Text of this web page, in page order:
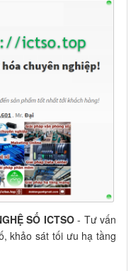
SỐ ICTSO- Tư vấn
khảo sát tối ưu hạ tầng